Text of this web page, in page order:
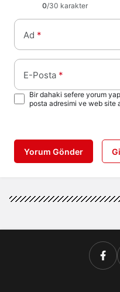
0/30 karakter
Ad *
E-Posta *
Bir dahaki sefere yorum
posta adresimi ve web site
Yorum Gönder